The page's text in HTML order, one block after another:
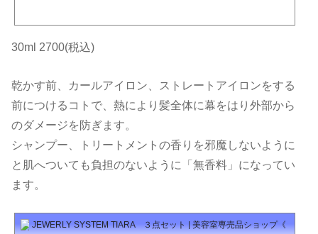
極端な高音や低温を避け、乳幼児の手の届かない所に保管してください。●天然成
分配合のため、保存状態により香調の変化、変色、濁り又は固形物...
30ml 2700(税込)
乾かす前、カールアイロン、ストレートアイロンをする
前につけるコトで、熱により髪全体に幕をはり外部から
のダメージを防ぎます。
シャンプー、トリートメントの香りを邪魔しないように
と肌へついても負担のないように「無香料」になってい
ます。
JEWERLY SYSTEM TIARA ３点セット | 美容室専売品ショップ《